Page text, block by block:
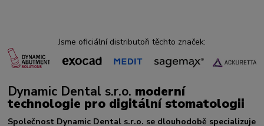
Jsme oficiální distributoři těchto značek:
Dynamic Dental s.r.o. moderní
technologie pro digitální stomatologii
Společnost Dynamic Dental s.r.o. se dlouhodobě specializuje